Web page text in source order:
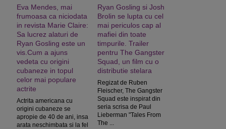
Eva Mendes, mai
frumoasa ca niciodata
in revista Marie Claire:
Sa lucrez alaturi de
Ryan Gosling este un
vis.Cum a ajuns
vedeta cu origini
cubaneze in topul
celor mai populare
actrite
Actrita americana cu
origini cubaneze se
apropie de 40 de ani, insa
arata neschimbata si la fel
Ryan Gosling si Josh
Brolin se lupta cu cel
mai periculos cap al
mafiei din toate
timpurile. Trailer
pentru The Gangster
Squad, un film cu o
distributie stelara
Regizat de Ruben
Fleischer, The Gangster
Squad este inspirat din
seria scrisa de Paul
Lieberman "Tales From
The ...